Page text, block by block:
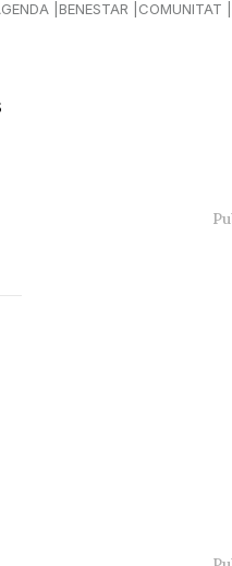
BENESTAR COMUNITAT